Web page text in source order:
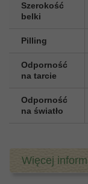
Szerokość
belki
Pilling
Odporność
na tarcie
Odporność
na światło
Więcej